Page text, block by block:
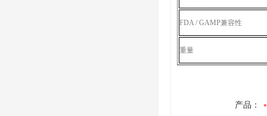
FDA / GAMP兼容性
重量
产品：